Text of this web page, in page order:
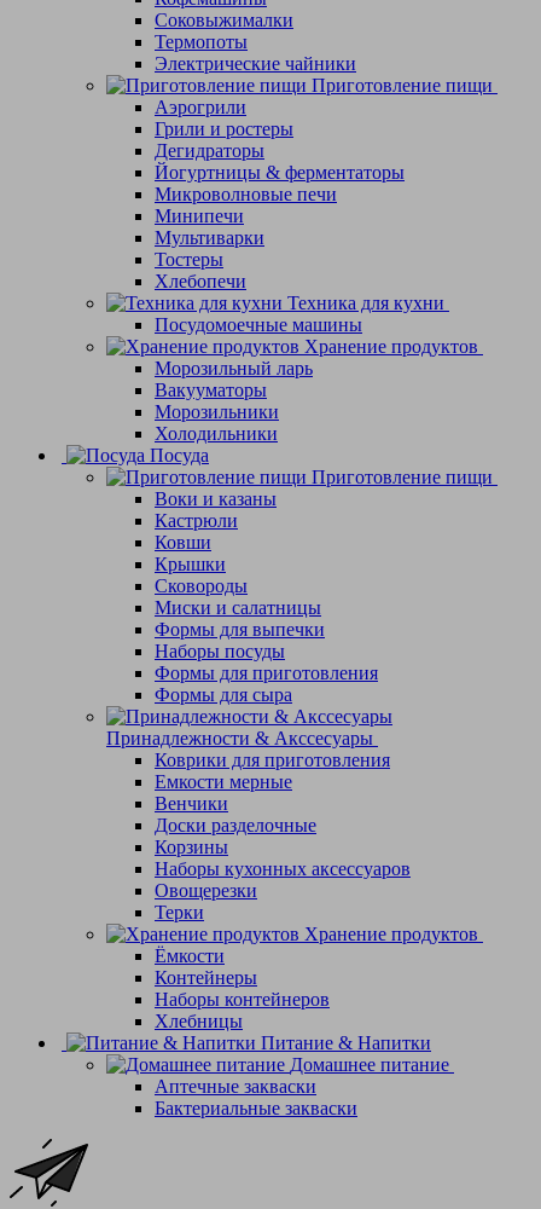
Соковыжималки
Термопоты
Электрические чайники
Приготовление пищи
Аэрогрили
Грили и ростеры
Дегидраторы
Йогуртницы & ферментаторы
Микроволновые печи
Минипечи
Мультиварки
Тостеры
Хлебопечи
Техника для кухни
Посудомоечные машины
Хранение продуктов
Морозильный ларь
Вакууматоры
Морозильники
Холодильники
Посуда
Приготовление пищи
Воки и казаны
Кастрюли
Ковши
Крышки
Сковороды
Миски и салатницы
Формы для выпечки
Наборы посуды
Формы для приготовления
Формы для сыра
Принадлежности & Акссесуары
Коврики для приготовления
Емкости мерные
Венчики
Доски разделочные
Корзины
Наборы кухонных аксессуаров
Овощерезки
Терки
Хранение продуктов
Ёмкости
Контейнеры
Наборы контейнеров
Хлебницы
Питание & Напитки
Домашнее питание
Аптечные закваски
Бактериальные закваски